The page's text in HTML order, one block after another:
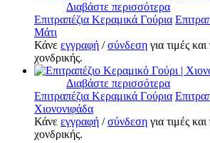
Διαβάστε περισσότερα
Επιτραπέζια Κεραμικά Γούρια
Μάτι
Κάνε εγγραφή /σύνδεση για τιμές
χονδρικής.
Διαβάστε περισσότερα
Επιτραπέζια Κεραμικά Γούρια
Χιονονιφάδα
Κάνε εγγραφή /σύνδεση για τιμές
χονδρικής.